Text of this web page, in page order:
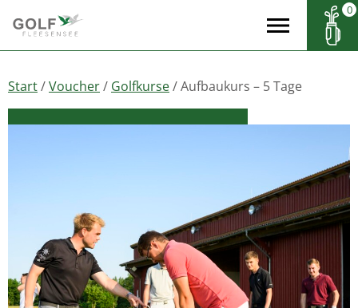
0
Start/Voucher/ Golfkurse/ Aufbaukurs – 5 Tage